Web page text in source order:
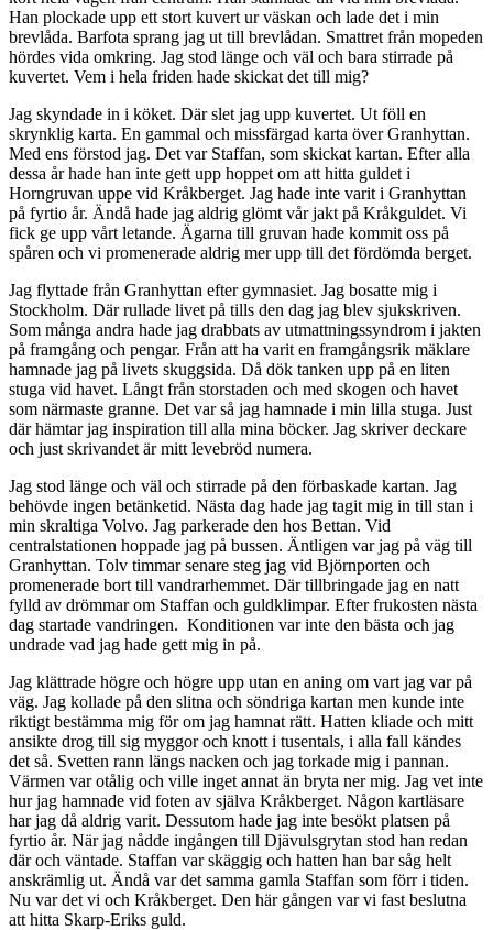
Han plockade upp ett stort kuvert ur väskan och lade det i min
brevlåda. Barfota sprang jag ut till brevlådan. Smattret från mopeden
hördes vida omkring. Jag stod länge och väl och bara stirrade på
kuvertet. Vem i hela friden hade skickat det till mig?
Jag skyndade in i köket. Där slet jag upp kuvertet. Ut föll en
skrynklig karta. En gammal och missfärgad karta över Granhyttan.
Med ens förstod jag. Det var Staffan, som skickat kartan. Efter alla
dessa år hade han inte gett upp hoppet om att hitta guldet i
Horngruvan uppe vid Kråkberget. Jag hade inte varit i Granhyttan
på fyrtio år. Ändå hade jag aldrig glömt vår jakt på Kråkguldet. Vi
fick ge upp vårt letande. Ägarna till gruvan hade kommit oss på
spåren och vi promenerade aldrig mer upp till det fördömda berget.
Jag flyttade från Granhyttan efter gymnasiet. Jag bosatte mig i
Stockholm. Där rullade livet på tills den dag jag blev sjukskriven.
Som många andra hade jag drabbats av utmattningssyndrom i jakten
på framgång och pengar. Från att ha varit en framgångsrik mäklare
hamnade jag på livets skuggsida. Då dök tanken upp på en liten
stuga vid havet. Långt från storstaden och med skogen och havet
som närmaste granne. Det var så jag hamnade i min lilla stuga. Just
där hämtar jag inspiration till alla mina böcker. Jag skriver deckare
och just skrivandet är mitt levebröd numera.
Jag stod länge och väl och stirrade på den förbaskade kartan. Jag
behövde ingen betänketid. Nästa dag hade jag tagit mig in till stan i
min skraltiga Volvo. Jag parkerade den hos Bettan. Vid
centralstationen hoppade jag på bussen. Äntligen var jag på väg till
Granhyttan. Tolv timmar senare steg jag vid Björnporten och
promenerade bort till vandrarhemmet. Där tillbringade jag en natt
fylld av drömmar om Staffan och guldklimpar. Efter frukosten nästa
dag startade vandringen. Konditionen var inte den bästa och jag
undrade vad jag hade gett mig in på.
Jag klättrade högre och högre upp utan en aning om vart jag var på
väg. Jag kollade på den slitna och söndriga kartan men kunde inte
riktigt bestämma mig för om jag hamnat rätt. Hatten kliade och mitt
ansikte drog till sig myggor och knott i tusentals, i alla fall kändes
det så. Svetten rann längs nacken och jag torkade mig i pannan.
Värmen var otålig och ville inget annat än bryta ner mig. Jag vet inte
hur jag hamnade vid foten av själva Kråkberget. Någon kartläsare
har jag då aldrig varit. Dessutom hade jag inte besökt platsen på
fyrtio år. När jag nådde ingången till Djävulsgrytan stod han redan
där och väntade. Staffan var skäggig och hatten han bar såg helt
anskrämlig ut. Ändå var det samma gamla Staffan som förr i tiden.
Nu var det vi och Kråkberget. Den här gången var vi fast beslutna
att hitta Skarp-Eriks guld.